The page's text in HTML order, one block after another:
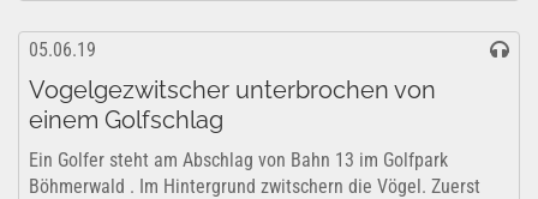
05.06.19
Vogelgezwitscher unterbrochen von
einem Golfschlag
Ein Golfer steht am Abschlag von Bahn 13 im Golfpark
Böhmerwald . Im Hintergrund zwitschern die Vögel. Zuerst